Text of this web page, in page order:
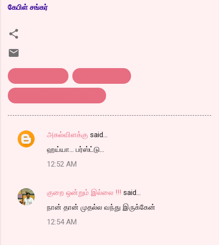
கேபிள் சங்கர்
C
e
அகல்விளக்கு said…
ஹய்யா... பர்ஸ்ட்டு...
12:52 AM
குறை ஒன்றும் இல்லை !!! said…
நான் தான் முதல்ல வந்து இருக்கேன்
12:54 AM